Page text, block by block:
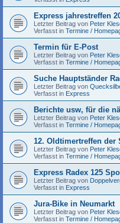
Express jahrestreffen
Letzter Beitrag von Peter
Verfasst in Termine /
Termin für E-Post
Letzter Beitrag von Peter
Verfasst in Termine /
Suche Hauptständer
Letzter Beitrag von
Verfasst in Express
Berichte usw, für die
Letzter Beitrag von Peter
Verfasst in Termine /
12. Oldtimertreffen der
Letzter Beitrag von Peter
Verfasst in Termine /
Express Radex 125
Letzter Beitrag von
Verfasst in Express
Jura-Bike in Neumarkt
Letzter Beitrag von Peter
Verfasst in Termine /